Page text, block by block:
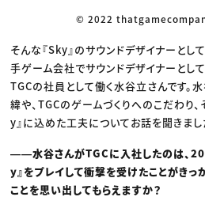
© 2022
そんな『Sky』のサウンドデザイナーとし
手ゲーム会社でサウンドデザイナーとし
TGCの社員として働く水谷立さんです。
緯や、TGCのゲームづくりへのこだわり
y』に込めた工夫についてお話を聞きまし
――水谷さんがTGCに入社したのは、
y』をプレイして衝撃を受けたことがきっ
ことを思い出してもらえますか？